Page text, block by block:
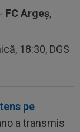
- FC Argeș,
18:30, DGS
pe
a transmis